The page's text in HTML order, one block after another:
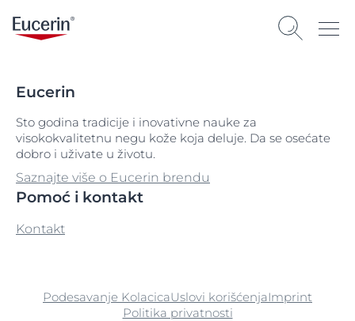
Eucerin
Sto godina tradicije i inovativne nauke za
visokokvalitetnu negu kože koja deluje. Da se osećate
dobro i uživate u životu.
Saznajte više o Eucerin brendu
Pomoć i kontakt
Kontakt
Podesavanje KolacicaUslovi korišćenjaImprint
Politika privatnosti